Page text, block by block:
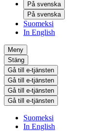
På svenska
På svenska
Suomeksi
In English
Meny
Stäng
Gå till e-tjänsten
Gå till e-tjänsten
Gå till e-tjänsten
Gå till e-tjänsten
Suomeksi
In English